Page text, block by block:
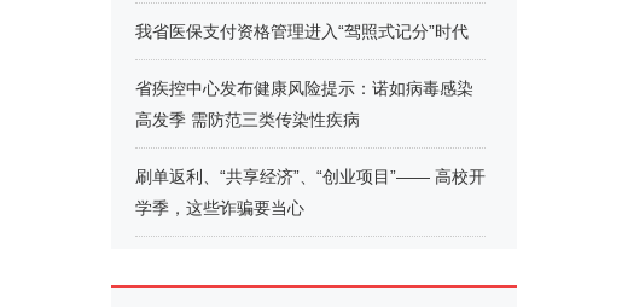
我省医保支付资格管理进入“驾照式记分”时代
省疾控中心发布健康风险提示：诺如病毒感染
高发季 需防范三类传染性疾病
刷单返利、“共享经济”、“创业项目”—— 高校开
学季，这些诈骗要当心